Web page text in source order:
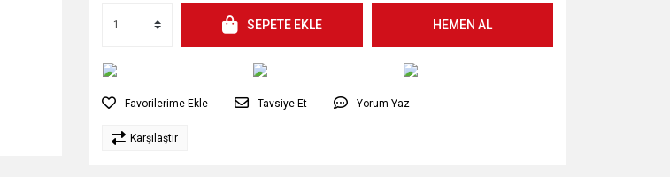
SEPETE EKLE HEMEN AL
Tavsiye Et Yorum Yaz
Karşılaştır